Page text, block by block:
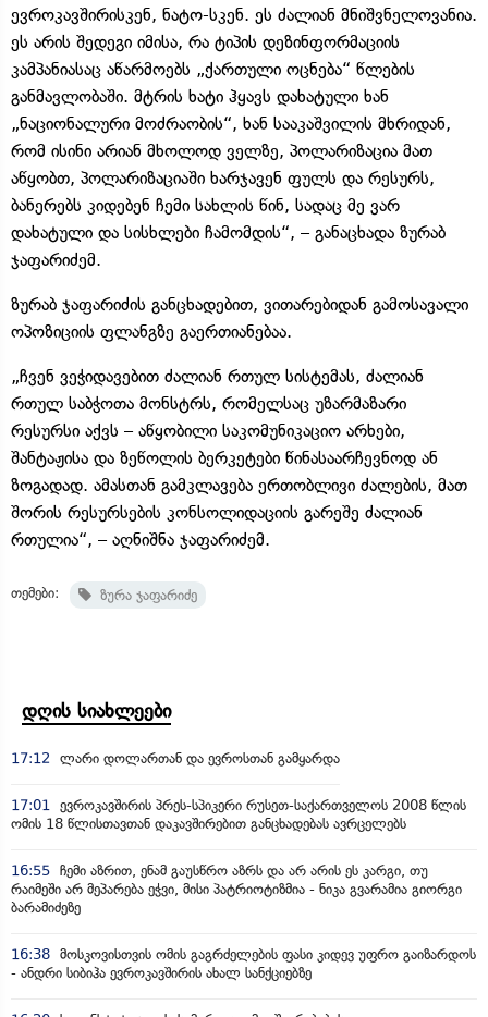
ევროკავშირისკენ, ნატო-სკენ. ეს ძალიან მნიშვნელოვანია.
ეს არის შედეგი იმისა, რა ტიპის დეზინფორმაციის
კამპანიასაც აწარმოებს „ქართული ოცნება“ წლების
განმავლობაში. მტრის ხატი ჰყავს დახატული ხან
„ნაციონალური მოძრაობის“, ხან სააკაშვილის მხრიდან,
რომ ისინი არიან მხოლოდ ველზე, პოლარიზაცია მათ
აწყობთ, პოლარიზაციაში ხარჯავენ ფულს და რესურს,
ბანერებს კიდებენ ჩემი სახლის წინ, სადაც მე ვარ
დახატული და სისხლები ჩამომდის“, – განაცხადა ზურაბ
ჯაფარიძემ.
ზურაბ ჯაფარიძის განცხადებით, ვითარებიდან გამოსავალი
ოპოზიციის ფლანგზე გაერთიანებაა.
„ჩვენ ვეჭიდავებით ძალიან რთულ სისტემას, ძალიან
რთულ საბჭოთა მონსტრს, რომელსაც უზარმაზარი
რესურსი აქვს – აწყობილი საკომუნიკაციო არხები,
შანტაჟისა და ზეწოლის ბერკეტები წინასაარჩევნოდ ან
ზოგადად. ამასთან გამკლავება ერთობლივი ძალების, მათ
შორის რესურსების კონსოლიდაციის გარეშე ძალიან
რთულია“, – აღნიშნა ჯაფარიძემ.
თემები: ზურა ჯაფარიძე
დღის სიახლეები
17:12 ლარი დოლართან და ევროსთან გამყარდა
17:01 ევროკავშირის პრეს-სპიკერი რუსეთ-საქართველოს 2008 წლის
ომის 18 წლისთავთან დაკავშირებით განცხადებას ავრცელებს
16:55 ჩემი აზრით, ენამ გაუსწრო აზრს და არ არის ეს კარგი, თუ
რაიმეში არ მეპარება ეჭვი, მისი პატრიოტიზმია - ნიკა გვარამია გიორგი
ბარამიძეზე
16:38 მოსკოვისთვის ომის გაგრძელების ფასი კიდევ უფრო გაიზარდოს
- ანდრი სიბიჰა ევროკავშირის ახალ სანქციებზე